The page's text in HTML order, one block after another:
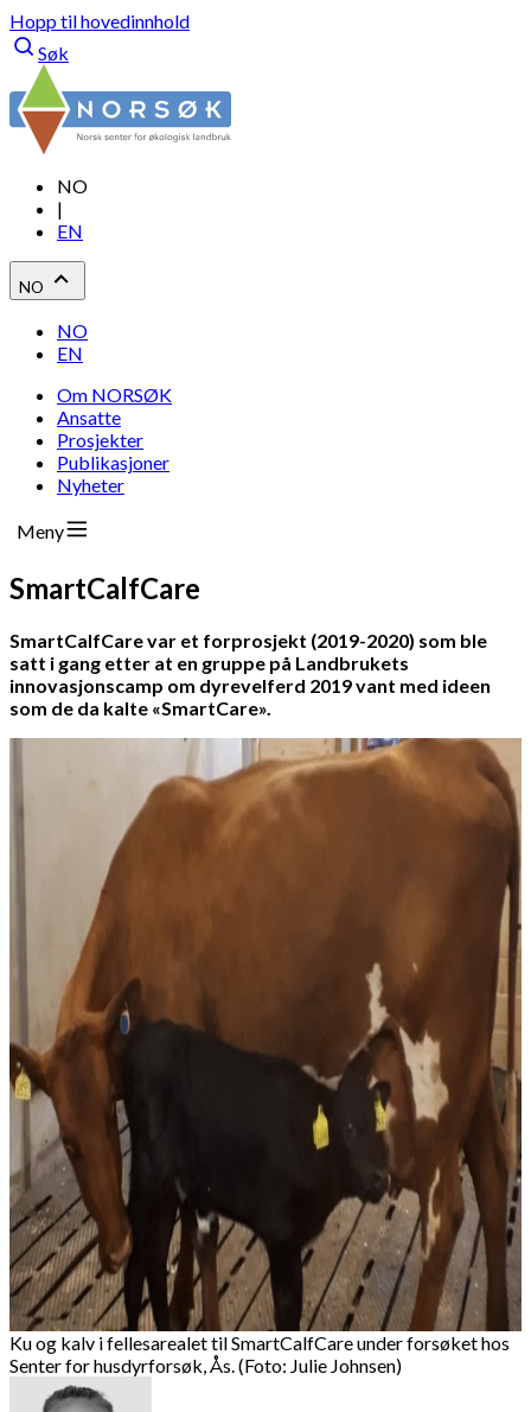
Hopp til hovedinnhold
Søk
NO
|
EN
NO
NO
EN
Om NORSØK
Ansatte
Prosjekter
Publikasjoner
Nyheter
Meny
SmartCalfCare
SmartCalfCare var et forprosjekt (2019-2020) som ble
satt i gang etter at en gruppe på Landbrukets
innovasjonscamp om dyrevelferd 2019 vant med ideen
som de da kalte «SmartCare».
Ku og kalv i fellesarealet til SmartCalfCare under forsøket hos
Senter for husdyrforsøk, Ås. (Foto: Julie Johnsen)